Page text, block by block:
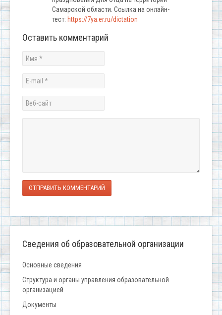
Самарской области. Ссылка на онлайн-
тест: https://7ya.er.ru/dictation
Оставить комментарий
ОТПРАВИТЬ КОММЕНТАРИЙ
Сведения об образовательной организации
Основные сведения
Структура и органы управления образовательной
организацией
Документы